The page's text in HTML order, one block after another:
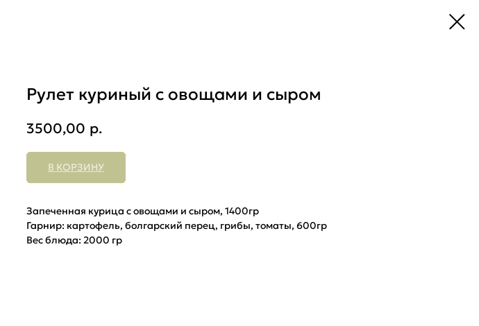
Рулет куриный с овощами и сыром
3500,00 р.
В КОРЗИНУ
Запеченная курица с овощами и сыром, 1400гр
Гарнир: картофель, болгарский перец, грибы, томаты, 600гр
Вес блюда: 2000 гр